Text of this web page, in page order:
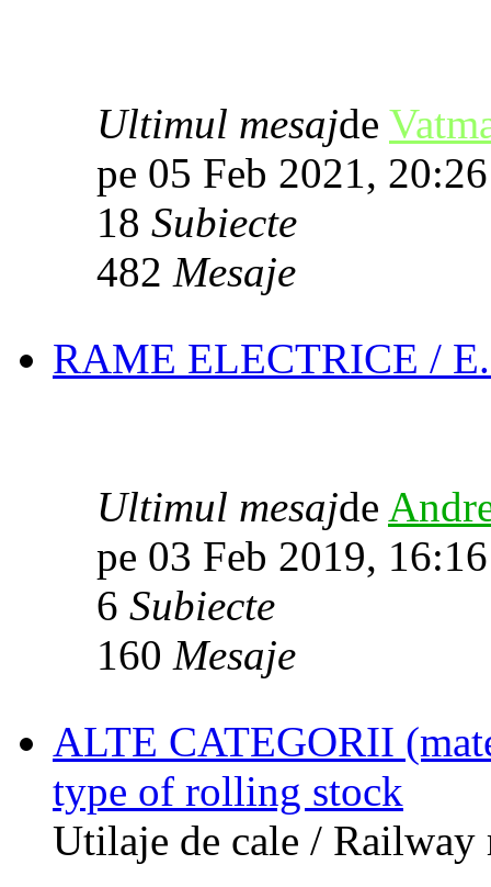
Ultimul mesajde
pe 05 Feb 2021, 20:26
18 Subiecte
482 Mesaje
RAME ELECTRICE /
Ultimul mesajde
pe 03 Feb 2019, 16:16
6 Subiecte
160 Mesaje
ALTE CATEGORII
type of rolling stock
Utilaje de cale / Railway